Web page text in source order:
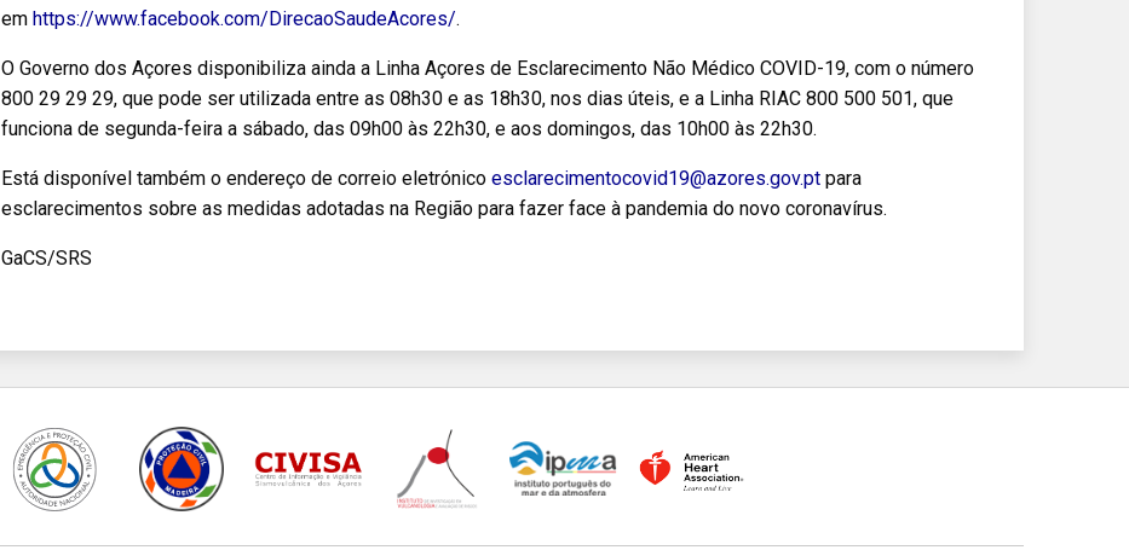
em https://www.facebook.com/DirecaoSaudeAcores/.
O Governo dos Açores disponibiliza ainda a Linha Açores de Esclarecimento Não Médico COVID-19, com o número
800 29 29 29, que pode ser utilizada entre as 08h30 e as 18h30, nos dias úteis, e a Linha RIAC 800 500 501, que
funciona de segunda-feira a sábado, das 09h00 às 22h30, e aos domingos, das 10h00 às 22h30.
Está disponível também o endereço de correio eletrónico esclarecimentocovid19@azores.gov.ptpara
esclarecimentos sobre as medidas adotadas na Região para fazer face à pandemia do novo coronavírus.
GaCS/SRS